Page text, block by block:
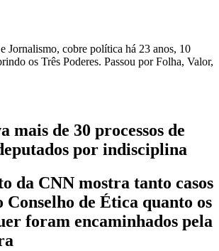
Jornalismo, cobre política há 23 anos, 10
os Três Poderes. Passou por Folha, Valor,
mais de 30 processos de
por indisciplina
da CNN mostra tanto casos
Conselho de Ética quanto os
foram encaminhados pela